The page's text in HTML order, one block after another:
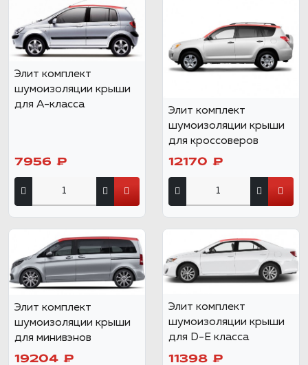
Элит комплект
шумоизоляции крыши
для А-класса
7956 ₽
Элит комплект
шумоизоляции крыши
для кроссоверов
12170 ₽
Элит комплект
шумоизоляции крыши
для минивэнов
19204 ₽
Элит комплект
шумоизоляции крыши
для D-E класса
11398 ₽